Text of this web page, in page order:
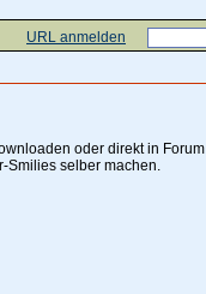
URL anmelden
oder direkt in Forum
Smilies selber machen.